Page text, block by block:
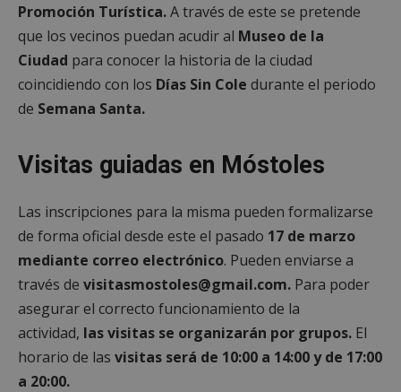
Promoción Turística.A través de este se pretende
que los vecinos puedan acudir al Museo de la
Ciudad para conocer la historia de la ciudad
coincidiendo con los Días Sin Cole durante el periodo
de Semana Santa.
Visitas guiadas en Móstoles
Las inscripciones para la misma pueden formalizarse
de forma oficial desde este el pasado 17 de marzo
mediante correo electrónico. Pueden enviarse a
través de visitasmostoles@gmail.com. Para poder
asegurar el correcto funcionamiento de la
actividad, las visitas se organizarán por grupos. El
horario de las visitas será de 10:00 a 14:00 y de 17:00
a 20:00.